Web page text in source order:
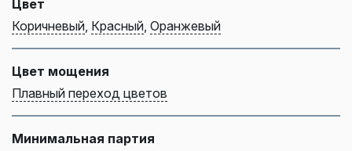
Цвет
Коричневый Красный Оранжевый
Цвет мощения
Плавный переход цветов
Минимальная партия